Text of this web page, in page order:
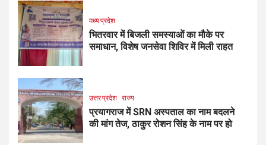
मध्य प्रदेश
भितरवार में बिजली समस्याओं का मौके पर
समाधान, विशेष जनसेवा शिविर में मिली राहत
उत्तर प्रदेश राज्य
प्रयागराज में SRN अस्पताल का नाम बदलने
की मांग तेज, ठाकुर रोशन सिंह के नाम पर हो